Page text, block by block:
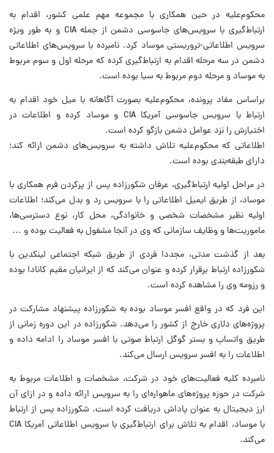
محکوم‌علیه در حین همکاری با مجموعه مهم علمی کشور، اقدام به
ارتباط‌گیری با سرویس‌های جاسوسی دشمن از جمله CIA و به طور ویژه
سرویس اطلاعاتی-تروریستی موساد کرد. نامبرده با سرویس‌های اطلاعاتی
دشمن در سه مرحله اقدام به ارتباط‌گیری کرده که مرحله اول و سوم مربوط
به موساد و مرحله دوم مربوط به سیا بوده است.
براساس مفاد پرونده، محکوم‌علیه بصورت آگاهانه با میل خود اقدام به
ارتباط با سرویس‌ جاسوسی آمریکا CIA و موساد کرده و اطلاعات در
اختیارش را نزد عوامل دشمن بازگو کرده است.
اطلاعاتی که محکوم‌علیه تلاش داشته به سرویس‌های دشمن ارائه کند؛
دارای طبقه‌بندی بوده است.
در مراحل اولیه ارتباط‌گیری، عرفان شکورزاده پس از پرکردن فرم همکاری با
موساد، از طریق ایمیل اطلاعاتی را با سرویس رد و بدل می‌کند؛ اطلاعات
اولیه نظیر مشخصات شخصی و خانوادگی، محل کار، نوع دسترسی‌ها،
ماموریت‌ها و وظایف سازمانی که وی در آنجا مشغول به فعالیت بوده و ...
بعد از گذشت مدتی، مجددا فردی از طریق شبکه اجتماعی لینکدین با
شکورزاده ارتباط برقرار کرده و عنوان می‌‌کند که از ایرانیان مقیم کانادا بوده
و رزومه وی را مشاهده کرده است.
این فرد که در واقع افسر موساد بوده به شکورزاده پیشنهاد مشارکت در
پروژه‌های دلاری خارج از کشور را می‌دهد. شکورزاده در این دوره زمانی از
طریق واتساپ و بستر گوگل ارتباط صوتی با افسر موساد را ادامه داده و
اطلاعات را به افسر سرویس ارسال می‌کند.
نامبرده کلیه فعالیت‌های خود در شرکت، مشخصات و اطلاعات مربوط به
شرکت در حوزه پروژه‌های ماهواره‌ای را به سرویس ارائه داده و در ازای آن
ارز دیجیتال به عنوان پاداش دریافت کرده است. شکورزاده پس از ارتباط
با موساد، اقدام به تلاش برای ارتباط‌گیری با سرویس اطلاعاتی آمریکا CIA
می‌کند.